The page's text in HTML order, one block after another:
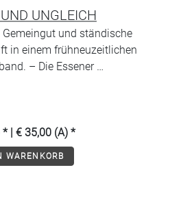
UNGLEICH
Gemeingut und ständische
in einem frühneuzeitlichen
– Die Essener …
* | € 35,00 (A) *
WARENKORB